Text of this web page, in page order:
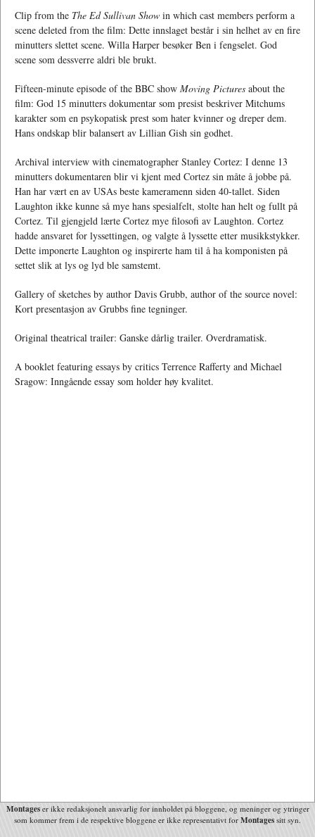
Clip from the The Ed Sullivan Show in which cast members perform a
scene deleted from the film: Dette innslaget består i sin helhet av en fire
minutters slettet scene. Willa Harper besøker Ben i fengselet. God
scene som dessverre aldri ble brukt.
Fifteen-minute episode of the BBC show Moving Pictures about the
film: God 15 minutters dokumentar som presist beskriver Mitchums
karakter som en psykopatisk prest som hater kvinner og dreper dem.
Hans ondskap blir balansert av Lillian Gish sin godhet.
Archival interview with cinematographer Stanley Cortez: I denne 13
minutters dokumentaren blir vi kjent med Cortez sin måte å jobbe på.
Han har vært en av USAs beste kameramenn siden 40-tallet. Siden
Laughton ikke kunne så mye hans spesialfelt, stolte han helt og fullt på
Cortez. Til gjengjeld lærte Cortez mye filosofi av Laughton. Cortez
hadde ansvaret for lyssettingen, og valgte å lyssette etter musikkstykker.
Dette imponerte Laughton og inspirerte ham til å ha komponisten på
settet slik at lys og lyd ble samstemt.
Gallery of sketches by author Davis Grubb, author of the source novel:
Kort presentasjon av Grubbs fine tegninger.
Original theatrical trailer: Ganske dårlig trailer. Overdramatisk.
A booklet featuring essays by critics Terrence Rafferty and Michael
Sragow: Inngående essay som holder høy kvalitet.
Montageser ikke redaksjonelt ansvarlig for innholdet på bloggene, og meninger og ytringer
som kommer frem i de respektive bloggene er ikke representativt for Montages sitt syn.